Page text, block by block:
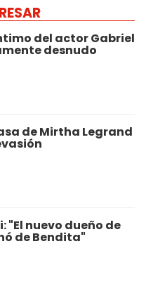
del actor Gabriel
desnudo
de Mirtha Legrand
"El nuevo dueño de
de Bendita"